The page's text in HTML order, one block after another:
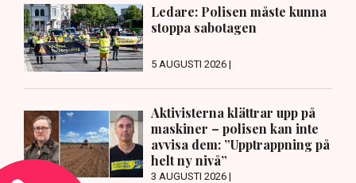
Ledare: Polisen måste kunna
stoppa sabotagen
5 AUGUSTI 2026 |
Aktivisterna klättrar upp på
maskiner – polisen kan inte
avvisa dem: ”Upptrappning på
helt ny nivå”
3 AUGUSTI 2026 |